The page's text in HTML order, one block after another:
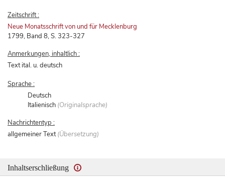
Zeitschrift :
Neue Monatsschrift von und für Mecklenburg
1799, Band 8, S. 323-327
Anmerkungen, inhaltlich :
Text ital. u. deutsch
Sprache :
Deutsch
Italienisch (Originalsprache)
Nachrichtentyp :
allgemeiner Text(Übersetzung)
Inhaltserschließung